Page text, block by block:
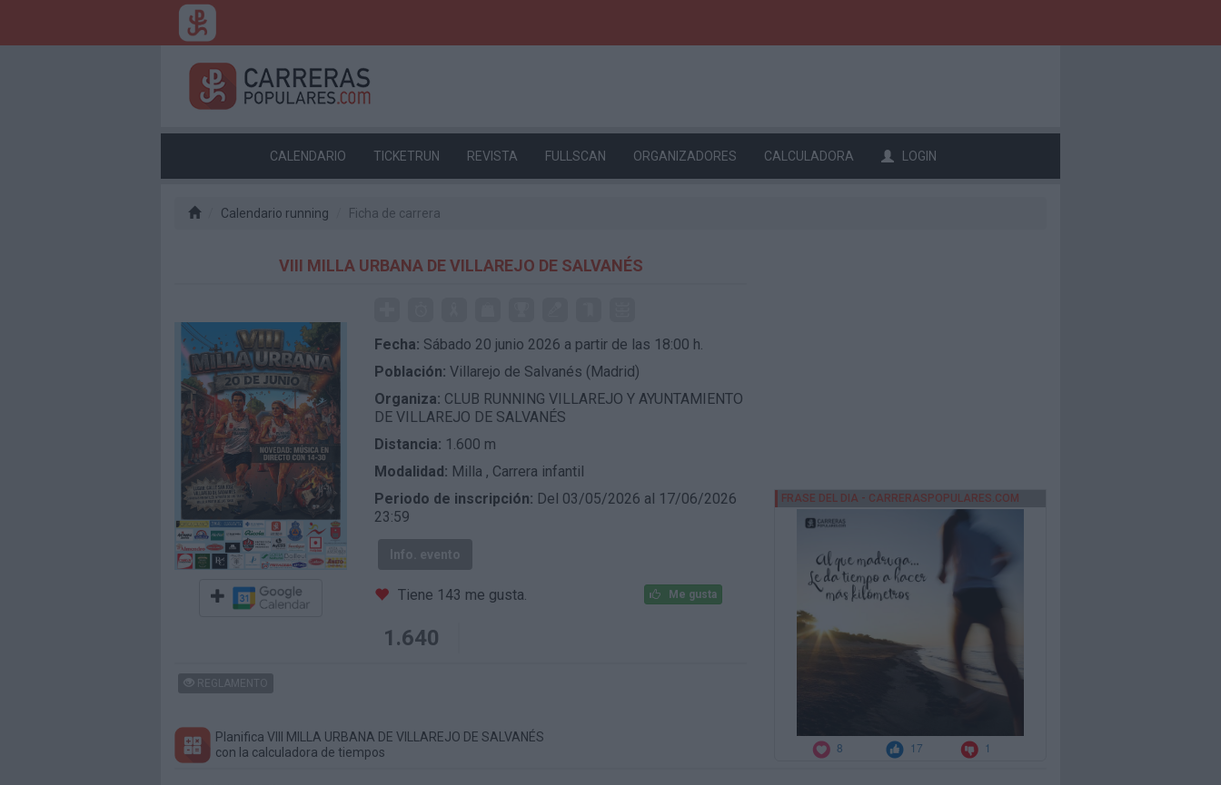
CALENDARIO TICKETRUN REVISTA FULLSCAN ORGANIZADORES CALCULADORA LOGIN
Calendario running Ficha de carrera
VIII MILLA URBANA DE VILLAREJO DE SALVANÉS
Fecha: Sábado 20 junio 2026 a partir de las 18:00 h.
Población: Villarejo de Salvanés (Madrid)
Organiza: CLUB RUNNING VILLAREJO Y AYUNTAMIENTO
DE VILLAREJO DE SALVANÉS
Distancia: 1.600 m
Modalidad: Milla , Carrera infantil
Periodo de inscripción: Del 03/05/2026 al 17/06/2026
23:59
Info. evento
Tiene 143 me gusta. Me gusta
1.640
REGLAMENTO
Planifica VIII MILLA URBANA DE VILLAREJO DE SALVANÉS
con la calculadora de tiempos